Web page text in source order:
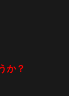
か？